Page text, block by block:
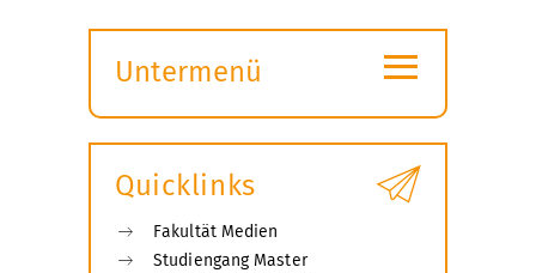
Untermenü
öffnen
≡
Quicklinks
Fakultät Medien
Studiengang Master